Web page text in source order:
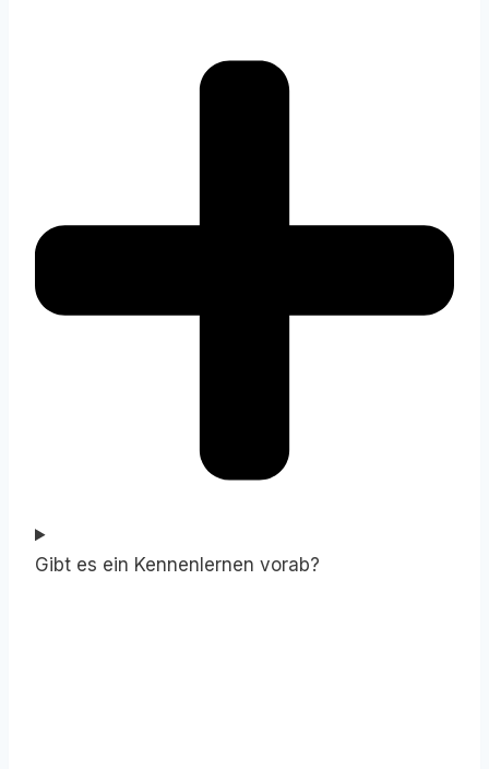
Gibt es ein Kennenlernen vorab?